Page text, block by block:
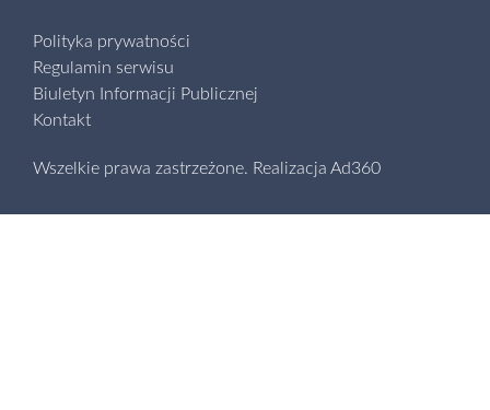
Polityka prywatności
Regulamin serwisu
Biuletyn Informacji Publicznej
Kontakt
Wszelkie prawa zastrzeżone. Realizacja Ad360